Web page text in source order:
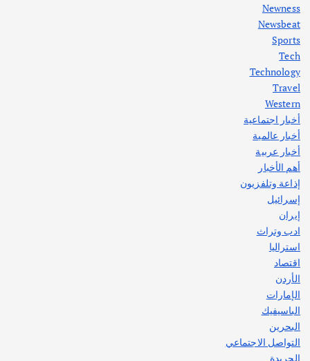
أهم الأخبار
اختتام ورشة السينوغرافيا في مدينة كلباء الاماراتية
أغسطس 3, 2026
Newness
Newsbeat
Sports
Tech
Technology
Travel
Western
أخبار اجتماعية
أخبار عالمية
أخبار عربية
أهم الأخبار
إذاعة وتلفزيون
إسرائيل
إيران
ادب وتراث
استراليا
اقتصاد
الأردن
الإمارات
الباسيفيك
البحرين
التواصل الاجتماعي
الجريدة